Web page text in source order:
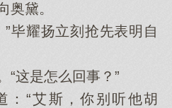
奥黛。
耀扬立刻抢先表明自
这是怎么回事？”
“艾斯，你别听他胡